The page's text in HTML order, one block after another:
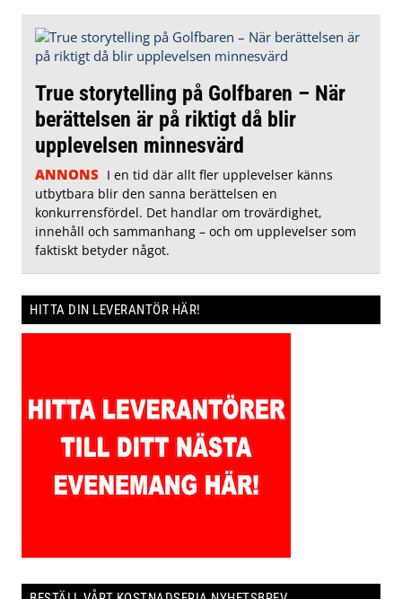
True storytelling på Golfbaren – När
berättelsen är på riktigt då blir
upplevelsen minnesvärd
ANNONS I en tid där allt fler upplevelser känns
utbytbara blir den sanna berättelsen en
konkurrensfördel. Det handlar om trovärdighet,
innehåll och sammanhang – och om upplevelser som
faktiskt betyder något.
HITTA DIN LEVERANTÖR HÄR!